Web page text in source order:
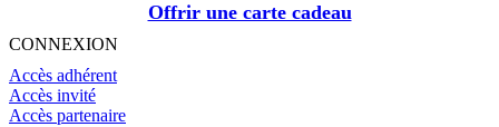
Offrir une carte cadeau
CONNEXION
Accès adhérent
Accès invité
Accès partenaire